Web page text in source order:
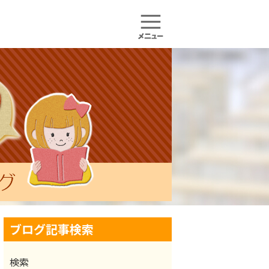
ブログ記事検索
検索